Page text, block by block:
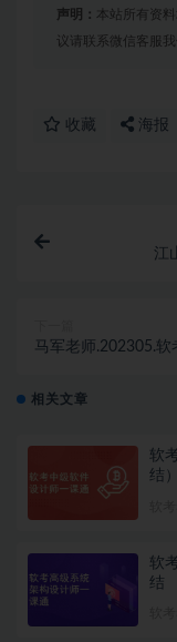
声明： 本站所有资
议请联系微信客服
收藏 海报
江
马军老师.202305.
相关文章
软
结）
软
结